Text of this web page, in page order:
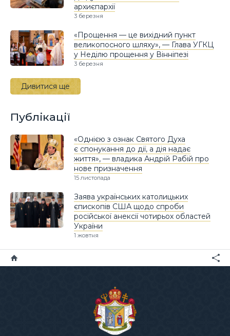
архиєпархії
3 березня
«Прощення — це вихідний пункт
великопосного шляху», — Глава УГКЦ
у Неділю прощення у Вінніпезі
3 березня
Дивитися ще
Публікації
«Однією з ознак Святого Духа
є спонукання до дії, а дія надає
життя», — владика Андрій Рабій про
нове призначення
15 листопада
Заява українських католицьких
єпископів США щодо спроби
російської анексії чотирьох областей
України
1 жовтня